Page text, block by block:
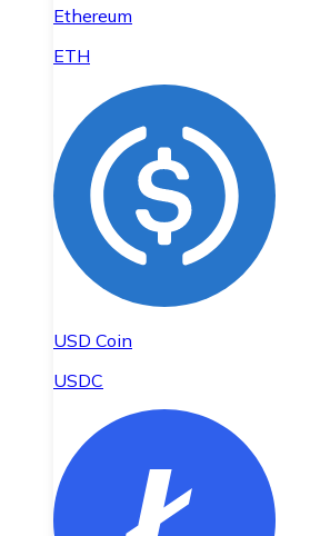
Ethereum
ETH
USD Coin
USDC